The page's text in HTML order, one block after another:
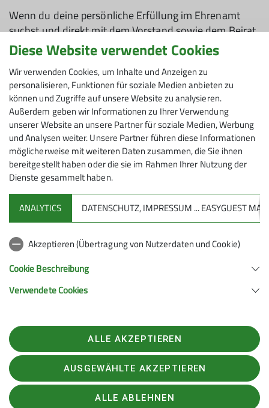
Wenn du deine persönliche Erfüllung im Ehrenamt
suchst und direkt mit dem Vorstand sowie dem Beirat
zusammenarbeiten möchtest, freuen wir uns auf dich.
Kontakt:
Vorstand Harald Meissner
Mobil:+49 173 8659166
E-Mail:harald.meissner@alpenverein-geislingen.de
Aktuelles
Sektion Geislingen e.V. des Deutschen Alpenvereins (D.A.V.) e.V.
Telefon +497331947222
Datenschutz-Einstellungen
Impressum
Datenschutz
Diese Website verwendet Cookies
Wir verwenden Cookies, um Inhalte und Anzeigen zu
personalisieren, Funktionen für soziale Medien anbieten zu
können und Zugriffe auf unsere Website zu analysieren.
Außerdem geben wir Informationen zu Ihrer Verwendung
unserer Website an unsere Partner für soziale Medien, Werbung
und Analysen weiter. Unsere Partner führen diese Informationen
möglicherweise mit weiteren Daten zusammen, die Sie ihnen
bereitgestellt haben oder die sie im Rahmen Ihrer Nutzung der
Dienste gesammelt haben.
ANALYTICS DATENSCHUTZ, IMPRESSUM ... EASYGUEST
Akzeptieren (Übertragung von Nutzerdaten und Cookie)
Cookie Beschreibung
Verwendete Cookies
ALLE AKZEPTIEREN
AUSGEWÄHLTE AKZEPTIEREN
ALLE ABLEHNEN